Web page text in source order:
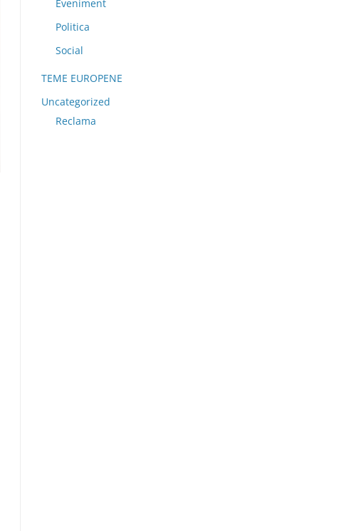
Eveniment
Politica
Social
TEME EUROPENE
Uncategorized
Reclama